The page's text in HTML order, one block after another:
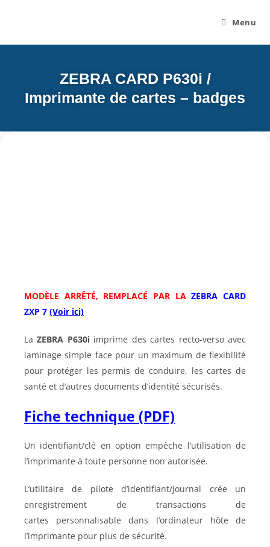
Menu
ZEBRA CARD P630i /
Imprimante de cartes – badges
MODÈLE ARRÊTÉ, REMPLACÉ PAR LAZEBRA CARD
ZXP 7 (Voir ici)
LaZEBRA P630iimprime des cartes recto-verso avec
laminage simple face pour un maximum de flexibilité
pour protéger les permis de conduire, les cartes de
santé et d’autres documents d’identité sécurisés.
Fiche technique (PDF)
Un identifiant/clé en option empêche l’utilisation de
l’imprimante à toute personne non autorisée.
L’utilitaire de pilote d’identifiant/journal crée un
enregistrement de transactions de
cartes personnalisable dans l’ordinateur hôte de
l’imprimante pour plus de sécurité.